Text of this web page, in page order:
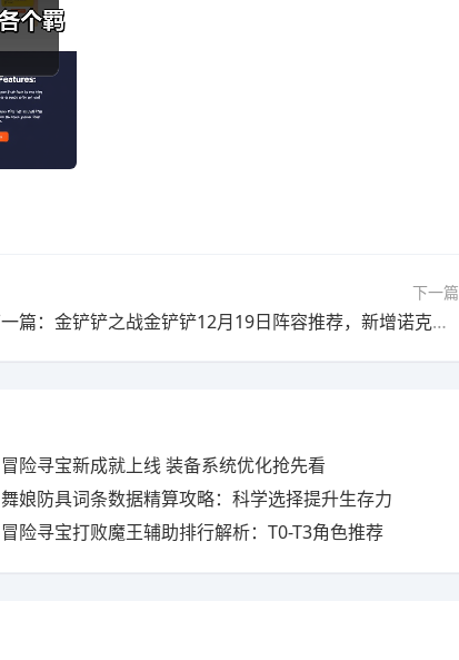
下一篇
下一篇：金铲铲之战金铲铲12月19日阵容推荐，新增诺克大卑
冒险寻宝新成就上线 装备系统优化抢先看
舞娘防具词条数据精算攻略：科学选择提升生存力
冒险寻宝打败魔王辅助排行解析：T0-T3角色推荐